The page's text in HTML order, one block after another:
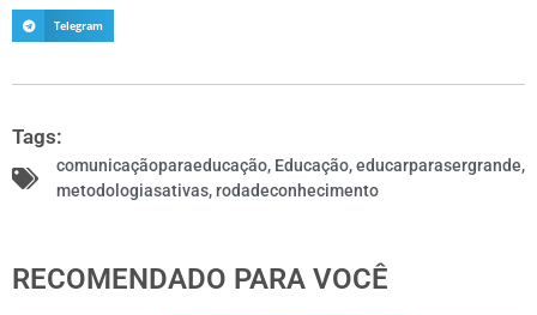
Telegram
Tags:
comunicaçãoparaeducação, Educação,educarparasergrande,
metodologiasativas,rodadeconhecimento
RECOMENDADO PARA VOCÊ